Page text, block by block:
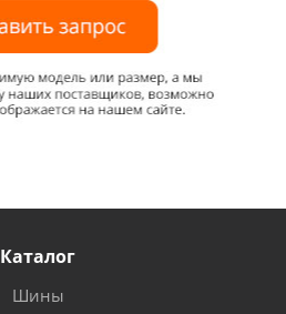
Каталог
Шины